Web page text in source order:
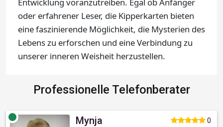
oder erfahrener Leser, die Kipperkarten bieten
eine faszinierende Möglichkeit, die Mysterien des
Lebens zu erforschen und eine Verbindung zu
unserer inneren Weisheit herzustellen.
Professionelle Telefonberater
0
Mynja